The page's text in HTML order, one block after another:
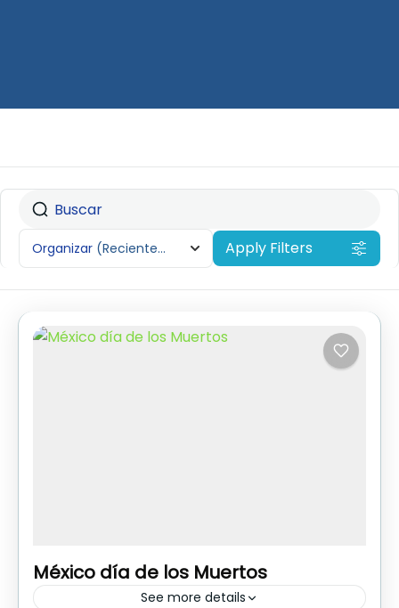
Organizar (Recientemente añadido) Apply Filters
México día de los Muertos
See more details